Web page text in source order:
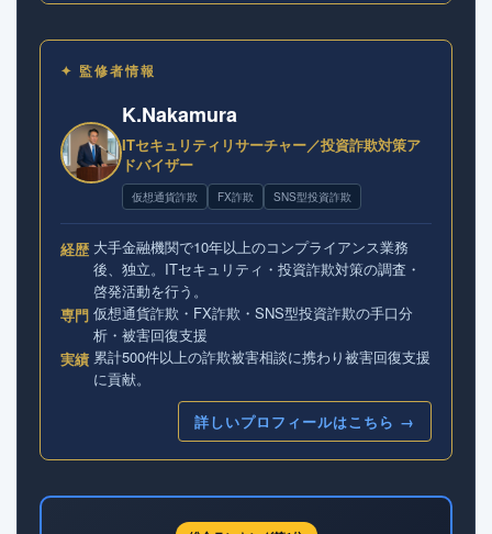
✦ 監修者情報
K.Nakamura
ITセキュリティリサーチャー／投資詐欺対策ア
ドバイザー
仮想通貨詐欺 FX詐欺 SNS型投資詐欺
経歴 大手金融機関で10年以上のコンプライアンス業務
後、独立。ITセキュリティ・投資詐欺対策の調査・
啓発活動を行う。
専門 仮想通貨詐欺・FX詐欺・SNS型投資詐欺の手口分
析・被害回復支援
実績 累計500件以上の詐欺被害相談に携わり被害回復支援
に貢献。
詳しいプロフィールはこちら →